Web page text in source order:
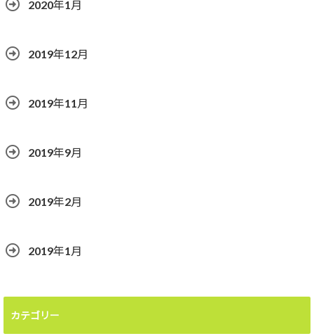
2020年1月
2019年12月
2019年11月
2019年9月
2019年2月
2019年1月
カテゴリー